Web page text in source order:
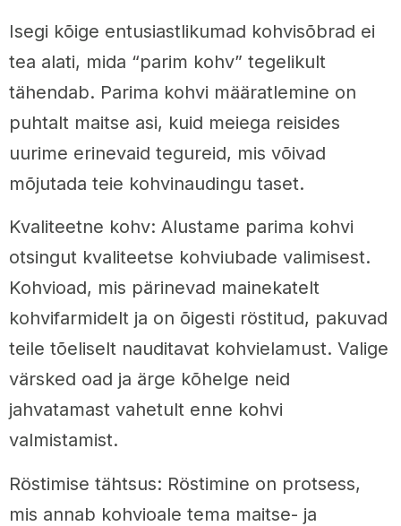
Isegi kõige entusiastlikumad kohvisõbrad ei
tea alati, mida “parim kohv” tegelikult
tähendab. Parima kohvi määratlemine on
puhtalt maitse asi, kuid meiega reisides
uurime erinevaid tegureid, mis võivad
mõjutada teie kohvinaudingu taset.
Kvaliteetne kohv: Alustame parima kohvi
otsingut kvaliteetse kohviubade valimisest.
Kohvioad, mis pärinevad mainekatelt
kohvifarmidelt ja on õigesti röstitud, pakuvad
teile tõeliselt nauditavat kohvielamust. Valige
värsked oad ja ärge kõhelge neid
jahvatamast vahetult enne kohvi
valmistamist.
Röstimise tähtsus: Röstimine on protsess,
mis annab kohvioale tema maitse- ja